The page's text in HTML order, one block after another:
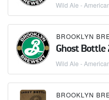
Wild Ale -
BROOKLYN
Ghost Bottle
Wild Ale -
BROOKLYN